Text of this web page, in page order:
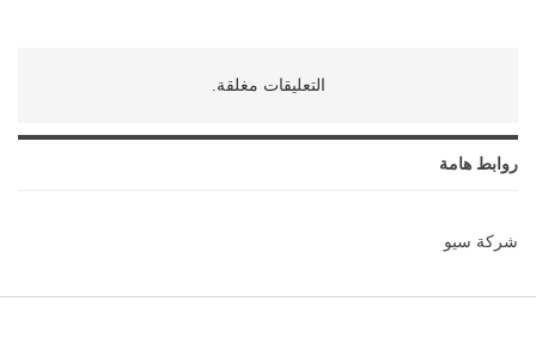
التعليقات مغلقة.
روابط هامة
شركة سيو